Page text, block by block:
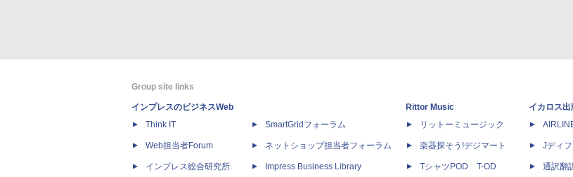
Group site links
インプレスのビジネスWeb
Think IT
Web担当者Forum
インプレス総合研究所
SmartGridフォーラム
ネットショップ担当者フォーラム
Impress Business Library
Rittor Music
リットーミュージック
楽器探そう!デジマート
TシャツPOD T-OD
イカロス出
Jディ
通訳翻